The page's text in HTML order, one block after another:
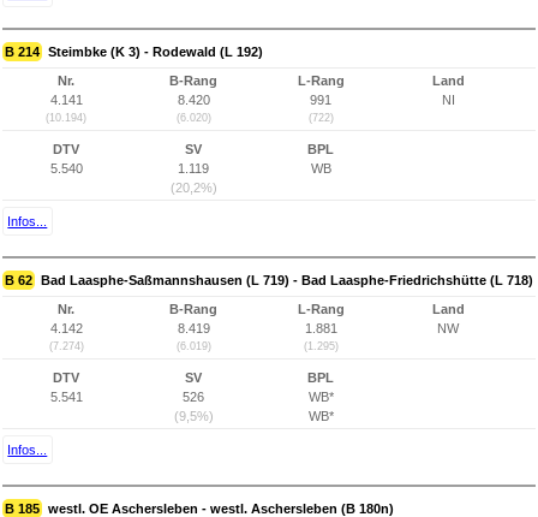
B 214 Steimbke (K 3) - Rodewald (L 192)
Nr.
4.141
(10.194)
B-Rang
8.420
(6.020)
L-Rang
991
(722)
Land
NI
DTV
5.540
SV
1.119
(20,2%)
BPL
WB
Infos...
B 62 Bad Laasphe-Saßmannshausen (L 719) - Bad Laasphe-Friedrichshütte (L 718)
Nr.
4.142
(7.274)
B-Rang
8.419
(6.019)
L-Rang
1.881
(1.295)
Land
NW
DTV
5.541
SV
526
(9,5%)
BPL
WB*
WB*
Infos...
B 185 westl. OE Aschersleben - westl. Aschersleben (B 180n)